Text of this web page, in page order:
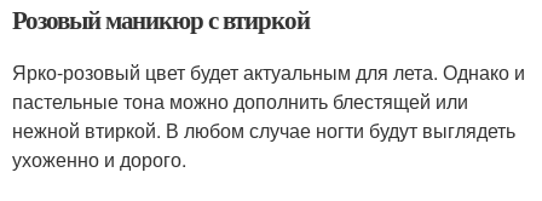
Розовый маникюр с втиркой
Ярко-розовый цвет будет актуальным для лета. Однако и
пастельные тона можно дополнить блестящей или
нежной втиркой. В любом случае ногти будут выглядеть
ухоженно и дорого.